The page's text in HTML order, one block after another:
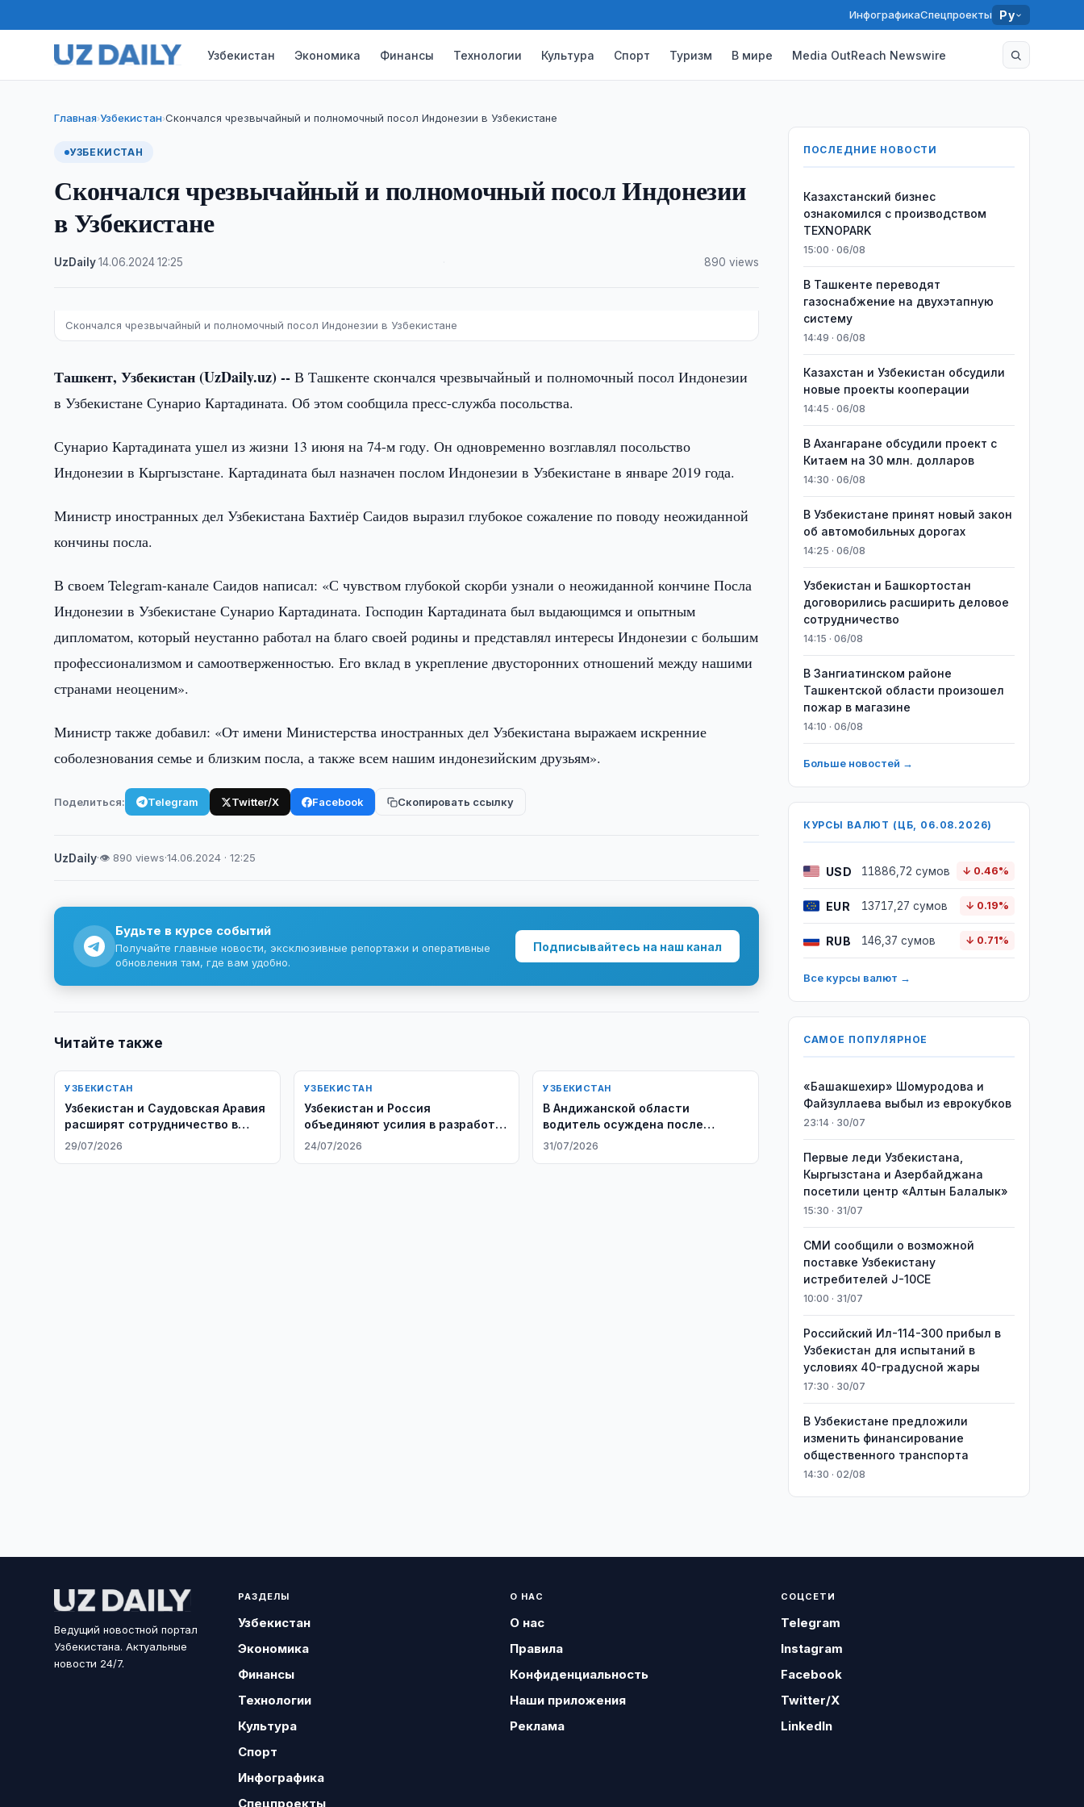
ИнфографикаСпецпроекты Ру
Узбекистан Экономика Финансы Технологии Культура Спорт Туризм В мире Media OutReach Newswire
Главная›Узбекистан›Скончался чрезвычайный и полномочный посол Индонезии в Узбекистане
УЗБЕКИСТАН
Скончался чрезвычайный и полномочный посол Индонезии
в Узбекистане
UzDaily·14.06.2024·12:25 890 views
Скончался чрезвычайный и полномочный посол Индонезии в Узбекистане
Ташкент, Узбекистан (UzDaily.uz) --В Ташкенте скончался чрезвычайный и полномочный посол Индонезии
в Узбекистане Сунарио Картадината. Об этом сообщила пресс-служба посольства.
Сунарио Картадината ушел из жизни 13 июня на 74-м году. Он одновременно возглавлял посольство
Индонезии в Кыргызстане. Картадината был назначен послом Индонезии в Узбекистане в январе 2019 года.
Министр иностранных дел Узбекистана Бахтиёр Саидов выразил глубокое сожаление по поводу неожиданной
кончины посла.
В своем Telegram-канале Саидов написал: «С чувством глубокой скорби узнали о неожиданной кончине Посла
Индонезии в Узбекистане Сунарио Картадината. Господин Картадината был выдающимся и опытным
дипломатом, который неустанно работал на благо своей родины и представлял интересы Индонезии с большим
профессионализмом и самоотверженностью. Его вклад в укрепление двусторонних отношений между нашими
странами неоценим».
Министр также добавил: «От имени Министерства иностранных дел Узбекистана выражаем искренние
соболезнования семье и близким посла, а также всем нашим индонезийским друзьям».
Поделиться: Telegram Twitter/X Facebook Скопировать ссылку
UzDaily·👁 890 views·14.06.2024 · 12:25
Будьте в курсе событий
Получайте главные новости, эксклюзивные репортажи и оперативные
обновления там, где вам удобно.
Подписывайтесь на наш канал
Читайте также
УЗБЕКИСТАН
Узбекистан и Саудовская Аравия
расширят сотрудничество в
здравоохранении
29/07/2026
УЗБЕКИСТАН
Узбекистан и Россия
объединяют усилия в разработке
водной стратегии до 2050 года
24/07/2026
УЗБЕКИСТАН
В Андижанской области
водитель осуждена после
гибели ребенка в ДТП
31/07/2026
ПОСЛЕДНИЕ НОВОСТИ
Казахстанский бизнес
ознакомился с производством
TEXNOPARK
15:00 · 06/08
В Ташкенте переводят
газоснабжение на двухэтапную
систему
14:49 · 06/08
Казахстан и Узбекистан обсудили
новые проекты кооперации
14:45 · 06/08
В Ахангаране обсудили проект с
Китаем на 30 млн. долларов
14:30 · 06/08
В Узбекистане принят новый закон
об автомобильных дорогах
14:25 · 06/08
Узбекистан и Башкортостан
договорились расширить деловое
сотрудничество
14:15 · 06/08
В Зангиатинском районе
Ташкентской области произошел
пожар в магазине
14:10 · 06/08
Больше новостей →
КУРСЫ ВАЛЮТ (ЦБ, 06.08.2026)
USD 11886,72 сумов ↓ 0.46%
EUR 13717,27 сумов ↓ 0.19%
RUB 146,37 сумов ↓ 0.71%
Все курсы валют →
САМОЕ ПОПУЛЯРНОЕ
«Башакшехир» Шомуродова и
Файзуллаева выбыл из еврокубков
23:14 · 30/07
Первые леди Узбекистана,
Кыргызстана и Азербайджана
посетили центр «Алтын Балалык»
15:30 · 31/07
СМИ сообщили о возможной
поставке Узбекистану
истребителей J-10CE
10:00 · 31/07
Российский Ил-114-300 прибыл в
Узбекистан для испытаний в
условиях 40-градусной жары
17:30 · 30/07
В Узбекистане предложили
изменить финансирование
общественного транспорта
14:30 · 02/08
Ведущий новостной портал
Узбекистана. Актуальные
новости 24/7.
РАЗДЕЛЫ
Узбекистан
Экономика
Финансы
Технологии
Культура
Спорт
Инфографика
Спецпроекты
О НАС
О нас
Правила
Конфиденциальность
Наши приложения
Реклама
СОЦСЕТИ
Telegram
Instagram
Facebook
Twitter/X
LinkedIn